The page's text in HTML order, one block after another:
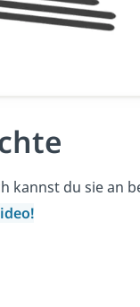
kannst du sie an